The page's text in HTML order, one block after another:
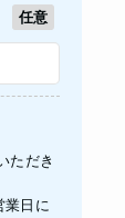
任意
ただき
業日に